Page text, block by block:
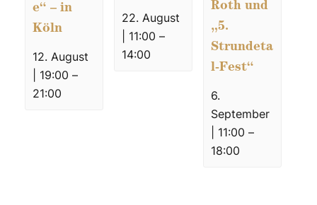
e“ – in
Köln
12. August
| 19:00 –
21:00
22. August
| 11:00 –
14:00
Roth und
„5.
Strundeta
l-Fest“
6.
September
| 11:00 –
18:00